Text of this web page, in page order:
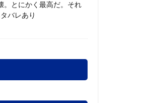
。とにかく最高だ。それ
バレあり